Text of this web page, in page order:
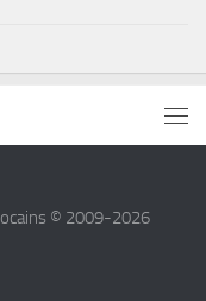
© 2009-2026